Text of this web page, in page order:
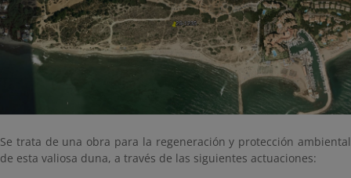
Se trata de una obra para la regeneración y protección ambiental
de esta valiosa duna, a través de las siguientes actuaciones: